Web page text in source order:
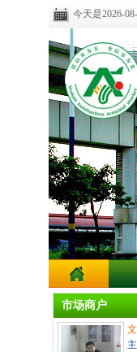
今天是2026-
市场商户